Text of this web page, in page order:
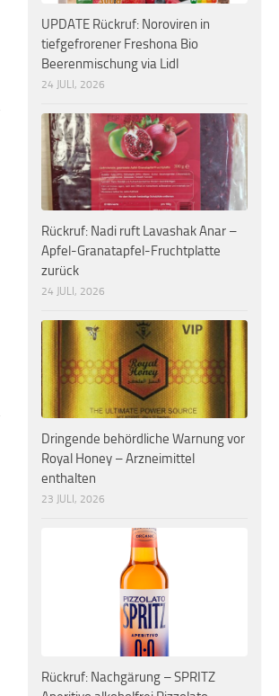
UPDATE Rückruf: Noroviren in
tiefgefrorener Freshona Bio
Beerenmischung via Lidl
24 JULI, 2026
Rückruf: Nadi ruft Lavashak Anar –
Apfel-Granatapfel-Fruchtplatte
zurück
24 JULI, 2026
Dringende behördliche Warnung vor
Royal Honey – Arzneimittel
enthalten
23 JULI, 2026
Rückruf: Nachgärung – SPRITZ